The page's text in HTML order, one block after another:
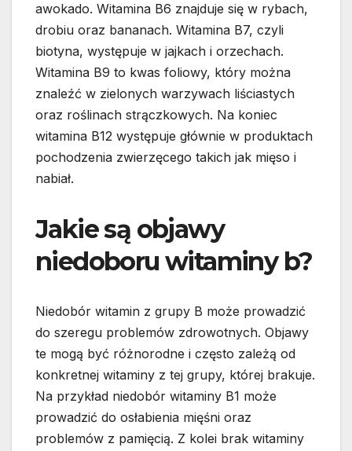
awokado. Witamina B6 znajduje się w rybach,
drobiu oraz bananach. Witamina B7, czyli
biotyna, występuje w jajkach i orzechach.
Witamina B9 to kwas foliowy, który można
znaleźć w zielonych warzywach liściastych
oraz roślinach strączkowych. Na koniec
witamina B12 występuje głównie w produktach
pochodzenia zwierzęcego takich jak mięso i
nabiał.
Jakie są objawy
niedoboru witaminy b?
Niedobór witamin z grupy B może prowadzić
do szeregu problemów zdrowotnych. Objawy
te mogą być różnorodne i często zależą od
konkretnej witaminy z tej grupy, której brakuje.
Na przykład niedobór witaminy B1 może
prowadzić do osłabienia mięśni oraz
problemów z pamięcią. Z kolei brak witaminy